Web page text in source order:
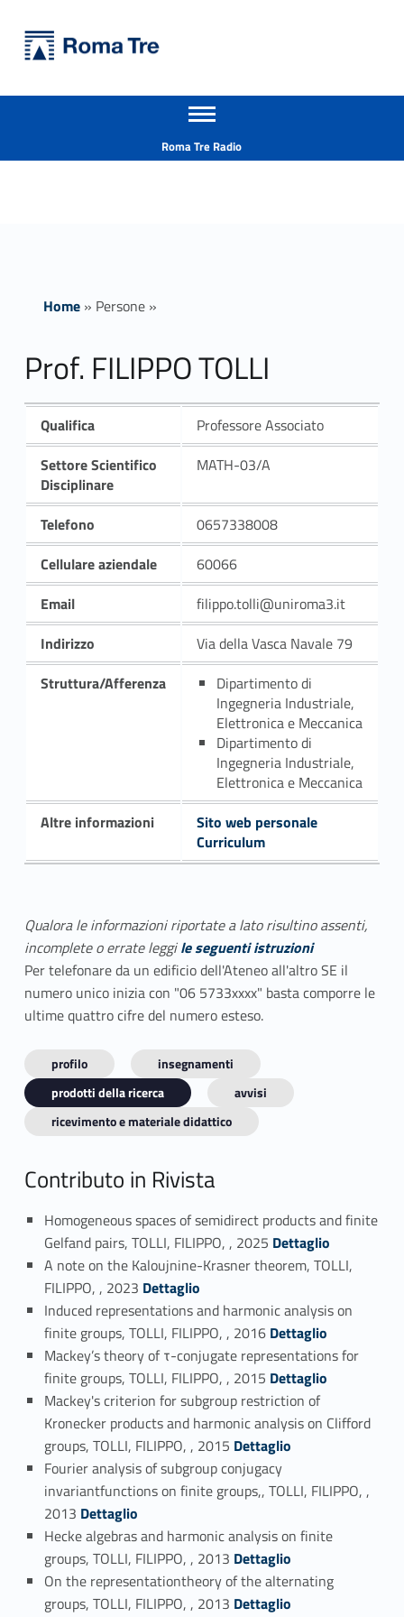
Prof. FILIPPO TOLLI ricerca - Università Roma Tre
Apri il menu secondario
Roma Tre Radio
Home» Persone»
Prof. FILIPPO TOLLI
Qualifica
Professore Associato
Settore Scientifico
Disciplinare
MATH-03/A
Telefono
0657338008
Cellulare aziendale
60066
Email
filippo.tolli@uniroma3.it
Indirizzo
Via della Vasca Navale 79
Struttura/Afferenza
Dipartimento di
Ingegneria Industriale,
Elettronica e Meccanica
Dipartimento di
Ingegneria Industriale,
Elettronica e Meccanica
Altre informazioni
Sito web personale
Curriculum
Qualora le informazioni riportate a lato risultino assenti,
incomplete o errate leggile seguenti istruzioni
Per telefonare da un edificio dell'Ateneo all'altro SE il
numero unico inizia con "06 5733xxxx" basta comporre le
ultime quattro cifre del numero esteso.
profilo
insegnamenti
prodotti della ricerca
avvisi
ricevimento e materiale didattico
Contributo in Rivista
Homogeneous spaces of semidirect products and finite
Gelfand pairs, TOLLI, FILIPPO, , 2025 Link identifier #identifier_person_196430-1Dettaglio
A note on the Kaloujnine-Krasner theorem, TOLLI,
FILIPPO, , 2023 Link identifier #identifier_person_41556-2Dettaglio
Induced representations and harmonic analysis on
finite groups, TOLLI, FILIPPO, , 2016 Link identifier #identifier_person_147938-3Dettaglio
Mackey’s theory of τ-conjugate representations for
finite groups, TOLLI, FILIPPO, , 2015 Link identifier #identifier_person_187399-4Dettaglio
Mackey's criterion for subgroup restriction of
Kronecker products and harmonic analysis on Clifford
groups, TOLLI, FILIPPO, , 2015 Link identifier #identifier_person_183345-5Dettaglio
Fourier analysis of subgroup conjugacy
invariantfunctions on finite groups,, TOLLI, FILIPPO, ,
2013 Link identifier #identifier_person_116790-6Dettaglio
Hecke algebras and harmonic analysis on finite
groups, TOLLI, FILIPPO, , 2013 Link identifier #identifier_person_102277-7Dettaglio
On the representationtheory of the alternating
groups, TOLLI, FILIPPO, , 2013 Link identifier #identifier_person_92164-8Dettaglio